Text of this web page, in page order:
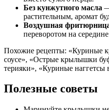
Без кунжутного масла
растительным, аромат
Воздушная
переворотом на
Похожие рецепты: «Куриные
соусе», «Острые крылышки
терияки», «Куриные наггетсы
Полезные советы